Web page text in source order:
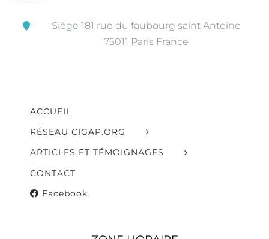
Siège 181 rue du faubourg saint Antoine
75011 Paris France
ACCUEIL
RÉSEAU CIGAP.ORG
ARTICLES ET TÉMOIGNAGES
CONTACT
Facebook